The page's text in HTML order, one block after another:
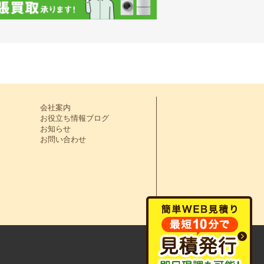
会社案内
お役立ち情報ブログ
お知らせ
お問い合わせ